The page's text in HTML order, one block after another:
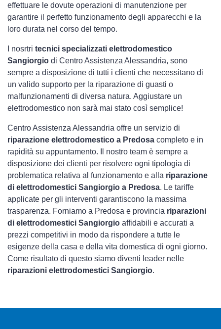
effettuare le dovute operazioni di manutenzione per
garantire il perfetto funzionamento degli apparecchi e la
loro durata nel corso del tempo.
I nosrtri tecnici specializzati elettrodomestico
Sangiorgio di Centro Assistenza Alessandria, sono
sempre a disposizione di tutti i clienti che necessitano di
un valido supporto per la riparazione di guasti o
malfunzionamenti di diversa natura. Aggiustare un
elettrodomestico non sarà mai stato così semplice!
Centro Assistenza Alessandria offre un servizio di
riparazione elettrodomestico a Predosa completo e in
rapidità su appuntamento. Il nostro team è sempre a
disposizione dei clienti per risolvere ogni tipologia di
problematica relativa al funzionamento e alla riparazione
di elettrodomestici Sangiorgio a Predosa. Le tariffe
applicate per gli interventi garantiscono la massima
trasparenza. Forniamo a Predosa e provincia riparazioni
di elettrodomestici Sangiorgio affidabili e accurati a
prezzi competitivi in modo da rispondere a tutte le
esigenze della casa e della vita domestica di ogni giorno.
Come risultato di questo siamo diventi leader nelle
riparazioni elettrodomestici Sangiorgio.